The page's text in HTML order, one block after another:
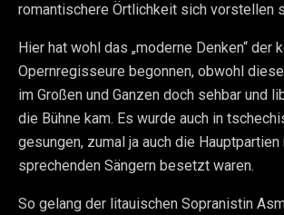
romantischere Örtlichkeit sich vorstellen
Hier hat wohl das „moderne Denken“ der
Opernregisseure begonnen, obwohl
im Großen und Ganzen doch sehbar und
die Bühne kam. Es wurde auch in
gesungen, zumal ja auch die
sprechenden Sängern besetzt waren.
So gelang der litauischen Sopranistin